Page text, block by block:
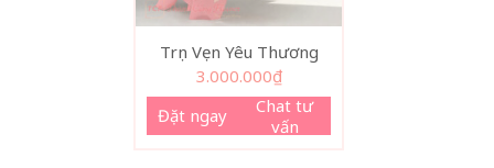
Trọn Vẹn Yêu Thương
3.000.000₫
Đặt ngay
Chat tư
vấn